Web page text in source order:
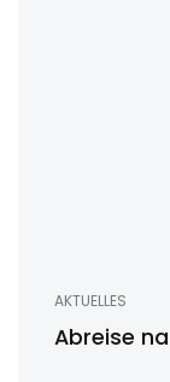
AKTUELLES
Abreise